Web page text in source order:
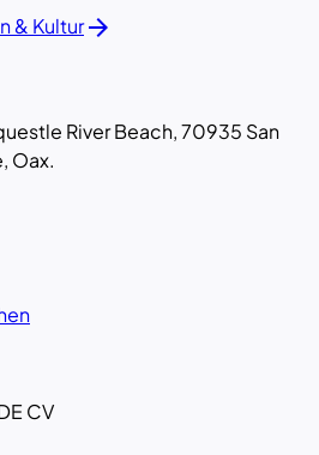
& Kulturarrow_forward
River Beach, 70935 San
Oax.
CV